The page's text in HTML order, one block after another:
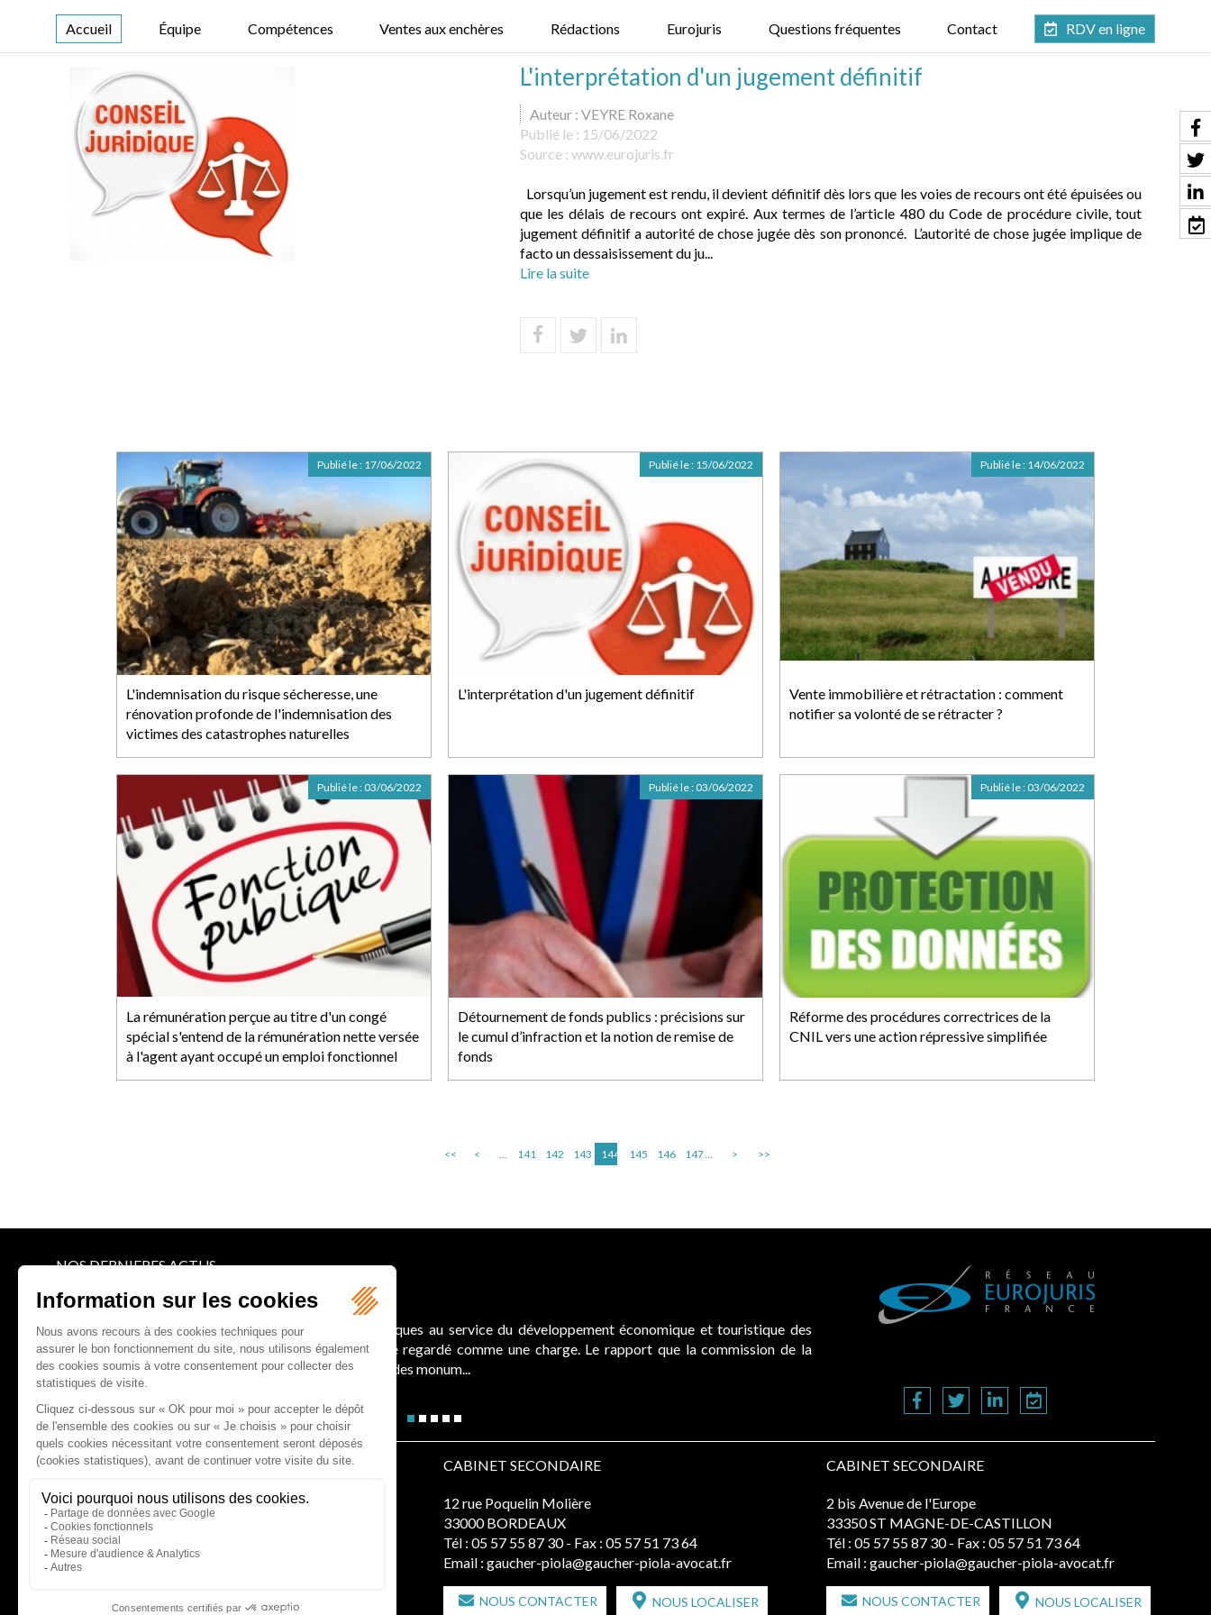
Accueil Équipe Compétences Ventes aux enchères Rédactions Eurojuris Questions fréquentes Contact RDV en ligne
L'interprétation d'un jugement définitif
Auteur : VEYRE Roxane
Publié le : 15/06/2022
Source : www.eurojuris.fr
Lorsqu’un jugement est rendu, il devient définitif dès lors que les voies de recours ont été épuisées ou
que les délais de recours ont expiré. Aux termes de l’article 480 du Code de procédure civile, tout
jugement définitif a autorité de chose jugée dès son prononcé. L’autorité de chose jugée implique de
facto un dessaisissement du ju...
Lire la suite
L'indemnisation du risque sécheresse, une
rénovation profonde de l'indemnisation des
victimes des catastrophes naturelles
Publié le : 17/06/2022
L'interprétation d'un jugement définitif
Publié le : 15/06/2022
Vente immobilière et rétractation : comment
notifier sa volonté de se rétracter ?
Publié le : 14/06/2022
La rémunération perçue au titre d'un congé
spécial s'entend de la rémunération nette versée
à l'agent ayant occupé un emploi fonctionnel
Publié le : 03/06/2022
Détournement de fonds publics : précisions sur
le cumul d’infraction et la notion de remise de
fonds
Publié le : 03/06/2022
Réforme des procédures correctrices de la
CNIL vers une action répressive simplifiée
Publié le : 03/06/2022
<< < ... 141 142 143 144 145 146 147... > >>
NOS DERNIERES ACTUS
Le joug léger des monuments historiques
Pour une gestion patrimoniale des monuments historiques au service du développement économique et touristique des
collectivités Le monument historique a longtemps été regardé comme une charge. Le rapport que la commission de la
culture du Sénat a consacré, en juillet 2026, à la gestion des monum...
CABINET D'AVOCATS GAUCHER-PIOLA
20 avenue Galliéni - 33500 LIBOURNE
Tél :05 57 55 87 30 - Fax : 05 57 51 73 64
Email :gaucher-piola@gaucher-piola-avocat.fr
NOUS CONTACTER NOUS LOCALISER
CABINET SECONDAIRE
12 rue Poquelin Molière
33000 BORDEAUX
Tél : 05 57 55 87 30 - Fax : 05 57 51 73 64
Email : gaucher-piola@gaucher-piola-avocat.fr
NOUS CONTACTER NOUS LOCALISER
CABINET SECONDAIRE
2 bis Avenue de l'Europe
33350 ST MAGNE-DE-CASTILLON
Tél : 05 57 55 87 30 - Fax : 05 57 51 73 64
Email : gaucher-piola@gaucher-piola-avocat.fr
NOUS CONTACTER NOUS LOCALISER